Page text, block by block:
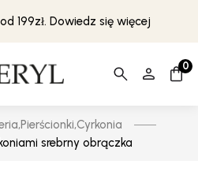
199zł. Dowiedz się więcej
0
,Pierścionki,Cyrkonia
srebrny obrączka